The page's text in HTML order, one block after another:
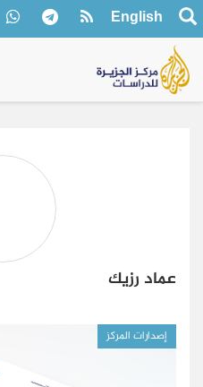
English
عماد رزيك
إصدارات المركز